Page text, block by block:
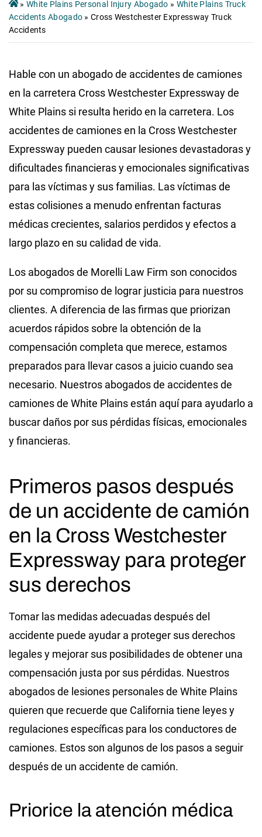
» White Plains Personal Injury Abogado » White Plains Truck
Accidents Abogado »Cross Westchester Expressway Truck
Accidents
Hable con un abogado de accidentes de camiones
en la carretera Cross Westchester Expressway de
White Plains si resulta herido en la carretera. Los
accidentes de camiones en la Cross Westchester
Expressway pueden causar lesiones devastadoras y
dificultades financieras y emocionales significativas
para las víctimas y sus familias. Las víctimas de
estas colisiones a menudo enfrentan facturas
médicas crecientes, salarios perdidos y efectos a
largo plazo en su calidad de vida.
Los abogados de Morelli Law Firm son conocidos
por su compromiso de lograr justicia para nuestros
clientes. A diferencia de las firmas que priorizan
acuerdos rápidos sobre la obtención de la
compensación completa que merece, estamos
preparados para llevar casos a juicio cuando sea
necesario. Nuestros abogados de accidentes de
camiones de White Plains están aquí para ayudarlo a
buscar daños por sus pérdidas físicas, emocionales
y financieras.
Primeros pasos después
de un accidente de camión
en la Cross Westchester
Expressway para proteger
sus derechos
Tomar las medidas adecuadas después del
accidente puede ayudar a proteger sus derechos
legales y mejorar sus posibilidades de obtener una
compensación justa por sus pérdidas. Nuestros
abogados de lesiones personales de White Plains
quieren que recuerde que California tiene leyes y
regulaciones específicas para los conductores de
camiones. Estos son algunos de los pasos a seguir
después de un accidente de camión.
Priorice la atención médica